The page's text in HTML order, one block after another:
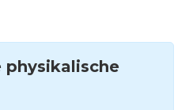
physikalische